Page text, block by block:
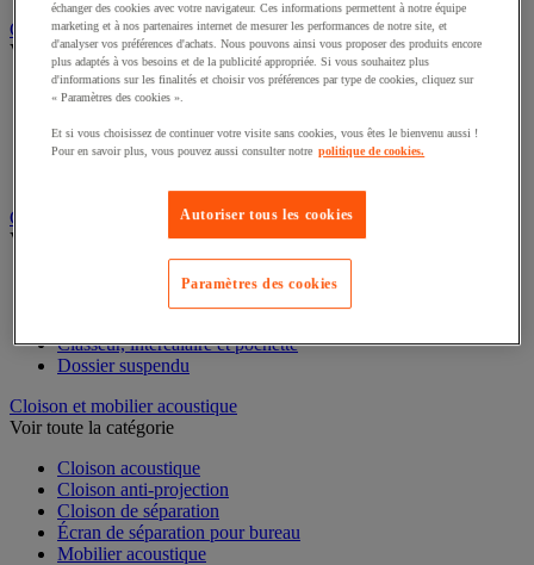
Chauffage, climatisation et traitement de l'air
Voir toute la catégorie
Chauffage
Rafraîchisseur d'air
Traitement de l'air
Classement et archivage
Voir toute la catégorie
Accessoires de classement pour le bureau
Classeur, intercalaire et pochette
Dossier suspendu
Cloison et mobilier acoustique
Voir toute la catégorie
Cloison acoustique
Cloison anti-projection
Cloison de séparation
Écran de séparation pour bureau
Mobilier acoustique
échanger des cookies avec votre navigateur. Ces informations permettent à notre équipe
marketing et à nos partenaires internet de mesurer les performances de notre site, et
d'analyser vos préférences d'achats. Nous pouvons ainsi vous proposer des produits encore
plus adaptés à vos besoins et de la publicité appropriée. Si vous souhaitez plus
d'informations sur les finalités et choisir vos préférences par type de cookies, cliquez sur
« Paramètres des cookies ».
Et si vous choisissez de continuer votre visite sans cookies, vous êtes le bienvenu aussi !
Pour en savoir plus, vous pouvez aussi consulter notre politique de cookies.
Autoriser tous les cookies
Paramètres des cookies